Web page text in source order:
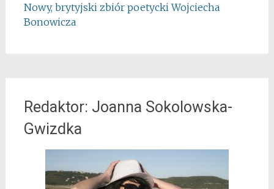
Nowy, brytyjski zbiór poetycki Wojciecha
Bonowicza
Redaktor: Joanna Sokolowska-
Gwizdka